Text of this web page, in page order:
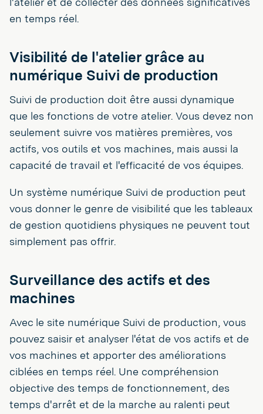
en temps réel.
Visibilité de l'atelier grâce au
numérique Suivi de production
Suivi de production doit être aussi dynamique
que les fonctions de votre atelier. Vous devez non
seulement suivre vos matières premières, vos
actifs, vos outils et vos machines, mais aussi la
capacité de travail et l'efficacité de vos équipes.
Un système numérique Suivi de production peut
vous donner le genre de visibilité que les tableaux
de gestion quotidiens physiques ne peuvent tout
simplement pas offrir.
Surveillance des actifs et des
machines
Avec le site numérique Suivi de production, vous
pouvez saisir et analyser l'état de vos actifs et de
vos machines et apporter des améliorations
ciblées en temps réel. Une compréhension
objective des temps de fonctionnement, des
temps d'arrêt et de la marche au ralenti peut